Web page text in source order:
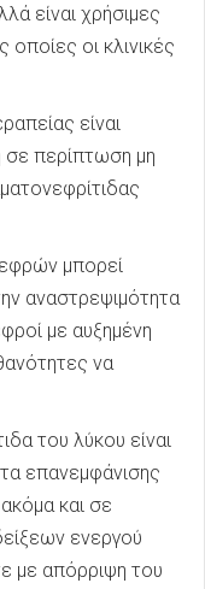
είναι χρήσιμες
οποίες οι κλινικές
είναι
σε περίπτωση μη
μπορεί
αναστρεψιμότητα
με αυξημένη
να
του λύκου είναι
επανεμφάνισης
και σε
ενεργού
με απόρριψη του